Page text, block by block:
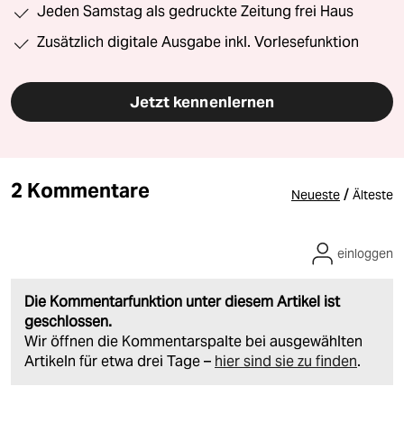
Jeden Samstag als gedruckte Zeitung frei Haus
Zusätzlich digitale Ausgabe inkl. Vorlesefunktion
Jetzt kennenlernen
2 Kommentare Neueste / Älteste
Die Kommentarfunktion unter diesem Artikel ist
geschlossen.
Wir öffnen die Kommentarspalte bei ausgewählten
Artikeln für etwa drei Tage – hier sind sie zu finden.
einloggen